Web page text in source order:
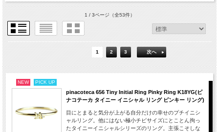
1 / 3ページ（全53件）
1 2 3 次へ
NEW PICK UP
pinacoteca 656 Tiny Initial Ring Pinky Ring K18YG(ピ
ナコテーカ タイニー イニシャル リング ピンキー リング)
目にとまると気分が上がる自分だけの幸せのプチイニシ
ャルリング。他にはない極小チビサイズにとことん拘っ
たタイニーイニシャルシリーズのリング。主張こそしな